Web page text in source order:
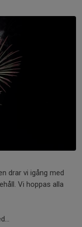
drar vi igång med
Vi hoppas alla